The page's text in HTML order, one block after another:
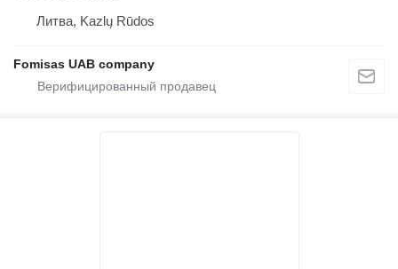
Литва, Kazlų Rūdos
Fomisas UAB company